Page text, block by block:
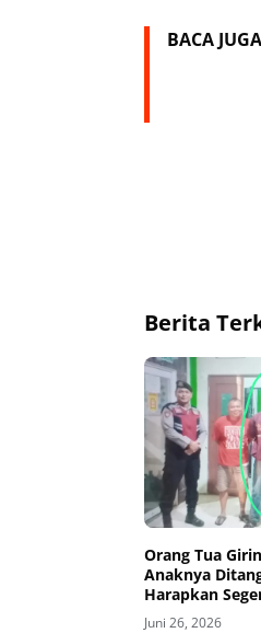
BACA
Berita
Orang Tua
Anaknya
Harapkan
Selayar
Juni 26, 2026